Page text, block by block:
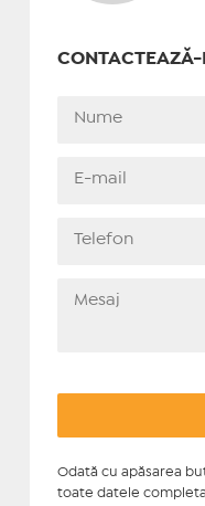
CONTACTEAZĂ-
Odată cu apăsarea
toate datele